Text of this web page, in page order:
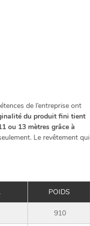
de l’entreprise ont
du produit fini tient
ou 13 mètres grâce à
Le revêtement qui
POIDS
910